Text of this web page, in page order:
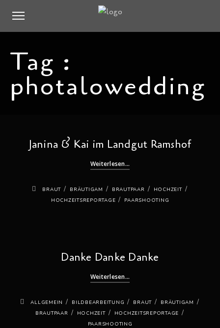
Tag :
photalowedding
Janina & Kai im Landgut Ramshof
Weiterlesen...
BRAUT / BRÄUTIGAM / BRAUTPAAR / HOCHZEIT/
HOCHZEITSREPORTAGE / PAARSHOOTING
Danke Danke Danke
Weiterlesen...
ALLGEMEIN / BILDBEARBEITUNG / BRAUT / BRÄUTIGAM /
BRAUTPAAR / HOCHZEIT/ HOCHZEITSREPORTAGE /
PAARSHOOTING